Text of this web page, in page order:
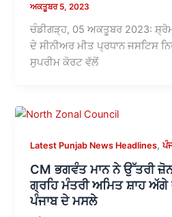
ਅਕਤੂਬਰ 5, 2023
ਚੰਡੀਗੜ੍ਹ, 05 ਅਕਤੂਬਰ 2023:
ਦੇ ਸੀਨੀਅਰ ਮੀਤ ਪ੍ਰਧਾਨ ਜਸਟਿਸ
ਸੁਪਰੀਮ ਕੋਰਟ ਵੱਲੋਂ
Latest Punjab News Headlines,
CM ਭਗਵੰਤ ਮਾਨ ਨੇ ਉੱਤਰੀ
ਗ੍ਰਹਿ ਮੰਤਰੀ ਅਮਿਤ ਸ਼ਾਹ
ਪੰਜਾਬ ਦੇ ਮਸਲੇ